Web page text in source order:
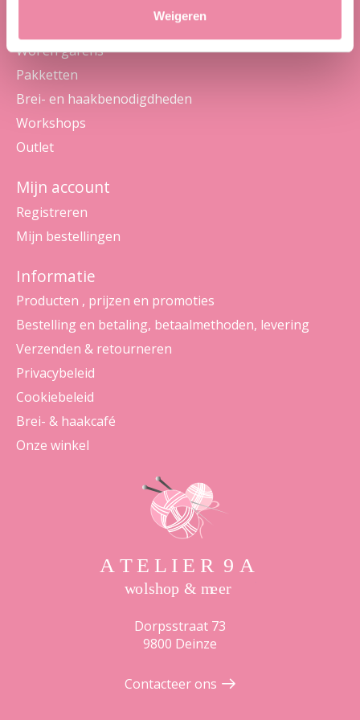
Weigeren
Wol en garens
Pakketten
Brei- en haakbenodigdheden
Workshops
Outlet
Mijn account
Registreren
Mijn bestellingen
Informatie
Producten , prijzen en promoties
Bestelling en betaling, betaalmethoden, levering
Verzenden & retourneren
Privacybeleid
Cookiebeleid
Brei- & haakcafé
Onze winkel
Dorpsstraat 73
9800 Deinze
Contacteer ons